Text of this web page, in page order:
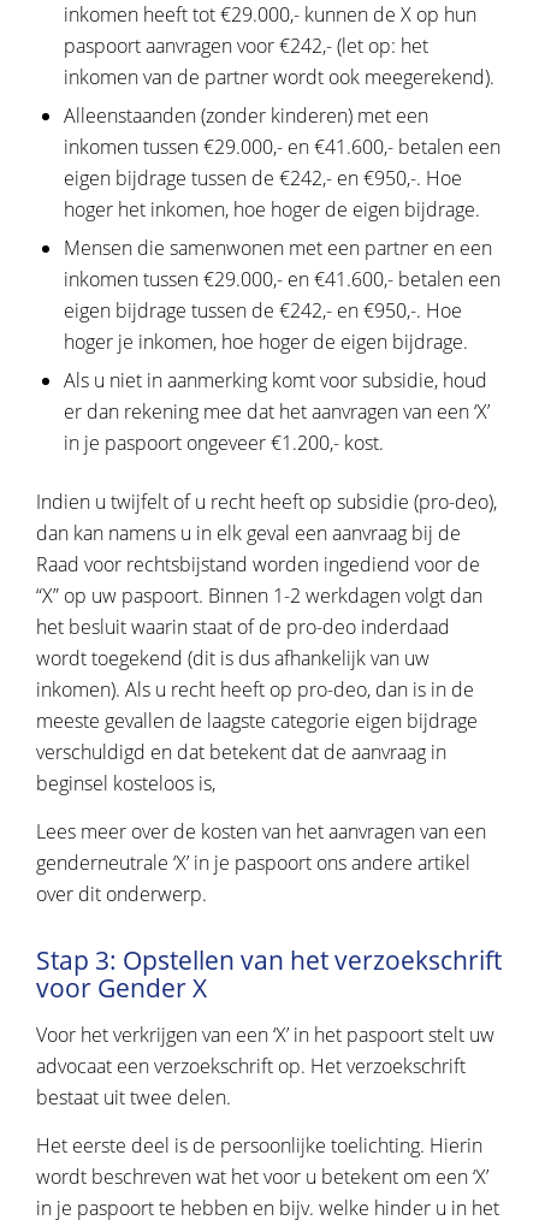
inkomen heeft tot €29.000,- kunnen de X op hun
paspoort aanvragen voor €242,- (let op: het
inkomen van de partner wordt ook meegerekend).
Alleenstaanden (zonder kinderen) met een
inkomen tussen €29.000,- en €41.600,- betalen een
eigen bijdrage tussen de €242,- en €950,-. Hoe
hoger het inkomen, hoe hoger de eigen bijdrage.
Mensen die samenwonen met een partner en een
inkomen tussen €29.000,- en €41.600,- betalen een
eigen bijdrage tussen de €242,- en €950,-. Hoe
hoger je inkomen, hoe hoger de eigen bijdrage.
Als u niet in aanmerking komt voor subsidie, houd
er dan rekening mee dat het aanvragen van een ‘X’
in je paspoort ongeveer €1.200,- kost.
Indien u twijfelt of u recht heeft op subsidie (pro-deo),
dan kan namens u in elk geval een aanvraag bij de
Raad voor rechtsbijstand worden ingediend voor de
“X” op uw paspoort. Binnen 1-2 werkdagen volgt dan
het besluit waarin staat of de pro-deo inderdaad
wordt toegekend (dit is dus afhankelijk van uw
inkomen). Als u recht heeft op pro-deo, dan is in de
meeste gevallen de laagste categorie eigen bijdrage
verschuldigd en dat betekent dat de aanvraag in
beginsel kosteloos is,
Lees meer over de kosten van het aanvragen van een
genderneutrale ‘X’ in je paspoort ons andere artikel
over dit onderwerp.
Stap 3: Opstellen van het verzoekschrift
voor Gender X
Voor het verkrijgen van een ‘X’ in het paspoort stelt uw
advocaat een verzoekschrift op. Het verzoekschrift
bestaat uit twee delen.
Het eerste deel is de persoonlijke toelichting. Hierin
wordt beschreven wat het voor u betekent om een ‘X’
in je paspoort te hebben en bijv. welke hinder u in het